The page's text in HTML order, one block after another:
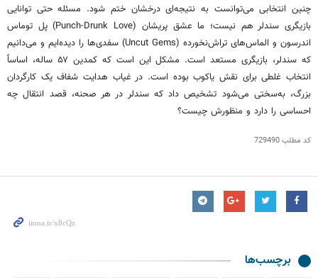
چنین انتخابی می‌توانست به نتیجه‌ای درخشان ختم شود. مسئله حتی توانایی
بازیگری سندلر
هم نیست؛ ما عشق پریشان (Punch-Drunk Love) پل توماس
اندرسون و الماس‌های تراش‌نخورده (Uncut Gems) سفدی‌ها را دیده‌ایم و می‌دانیم
که سندلر
، بازیگری مستعد است. مشکل این است که کمدین ۵۷ ساله، اساساً
انتخاب غلطی برای نقش یاکوببوده است. در غیاب هدایت شفاف یک کارگردان
بزرگ، به‌سختی می‌شود تشخیص داد کهسندلر در هر صحنه، قصد انتقال چه
احساسی را دارد و منظورش چیست؟
کد مطلب729490
برچسب‌ها